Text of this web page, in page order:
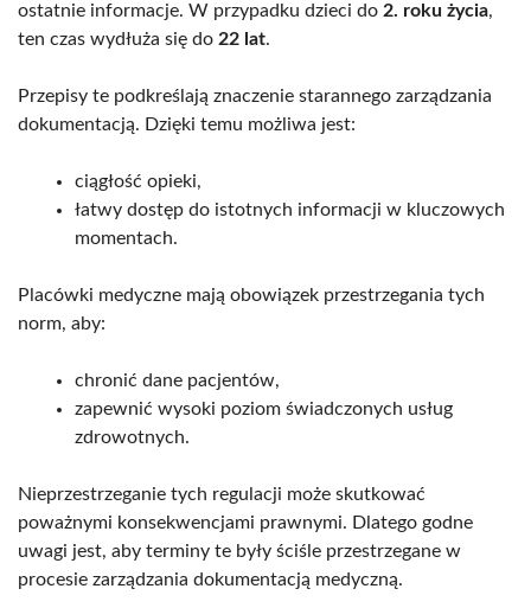
ostatnie informacje. W przypadku dzieci do 2. roku życia,
ten czas wydłuża się do 22 lat.
Przepisy te podkreślają znaczenie starannego zarządzania
dokumentacją. Dzięki temu możliwa jest:
ciągłość opieki,
łatwy dostęp do istotnych informacji w kluczowych
momentach.
Placówki medyczne mają obowiązek przestrzegania tych
norm, aby:
chronić dane pacjentów,
zapewnić wysoki poziom świadczonych usług
zdrowotnych.
Nieprzestrzeganie tych regulacji może skutkować
poważnymi konsekwencjami prawnymi. Dlatego godne
uwagi jest, aby terminy te były ściśle przestrzegane w
procesie zarządzania dokumentacją medyczną.